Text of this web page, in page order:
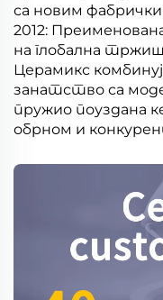
са новим
2012:
на глобална
Церамикс
занатство са
пружио поуздана
обрном и